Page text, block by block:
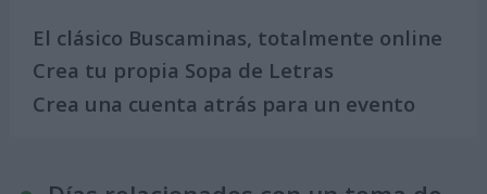
El clásico Buscaminas, totalmente online
Crea tu propia Sopa de Letras
Crea una cuenta atrás para un evento